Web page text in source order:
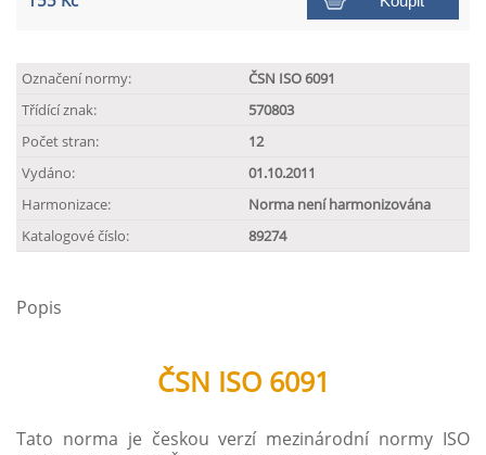
Označení normy:
ČSN ISO 6091
Třídící znak:
570803
Počet stran:
12
Vydáno:
01.10.2011
Harmonizace:
Norma není harmonizována
Katalogové číslo:
89274
Popis
ČSN ISO 6091
Tato norma je českou verzí mezinárodní normy ISO